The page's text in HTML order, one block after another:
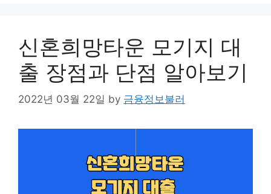
신혼희망타운 모기지 대
출 장점과 단점 알아보기
2022년 03월 22일 by 금융정보불러